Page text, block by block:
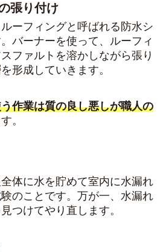
張り付け
ーフィングと呼ばれる防水シ
バーナーを使って、ルーフィ
ファルトを溶かしながら張り
形成していきます。
作業は質の良し悪しが職人の
。
体に水を貯めて室内に水漏れ
のことです。万が一、水漏れ
つけてやり直します。